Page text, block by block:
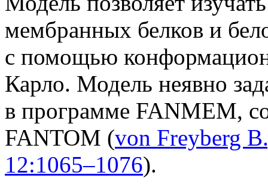
мембранных белков и
с помощью
Карло. Модель неявно
в программе FANMEM,
FANTOM (von Freyberg
12:1065–1076).